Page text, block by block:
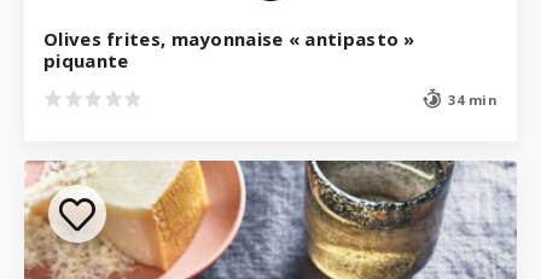
Olives frites, mayonnaise « antipasto »
piquante
34 min